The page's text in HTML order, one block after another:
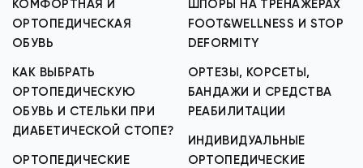
КОМФОРТНАЯ И
ОРТОПЕДИЧЕСКАЯ
ОБУВЬ
КАК ВЫБРАТЬ
ОРТОПЕДИЧЕСКУЮ
ОБУВЬ И СТЕЛЬКИ ПРИ
ДИАБЕТИЧЕСКОЙ СТОПЕ?
ОРТОПЕДИЧЕСКИЕ
ШПОРЫ НА ТРЕНАЖЕРАХ
FOOT&WELLNESS И STOP
DEFORMITY
ОРТЕЗЫ, КОРСЕТЫ,
БАНДАЖИ И СРЕДСТВА
РЕАБИЛИТАЦИИ
ИНДИВИДУАЛЬНЫЕ
ОРТОПЕДИЧЕСКИЕ